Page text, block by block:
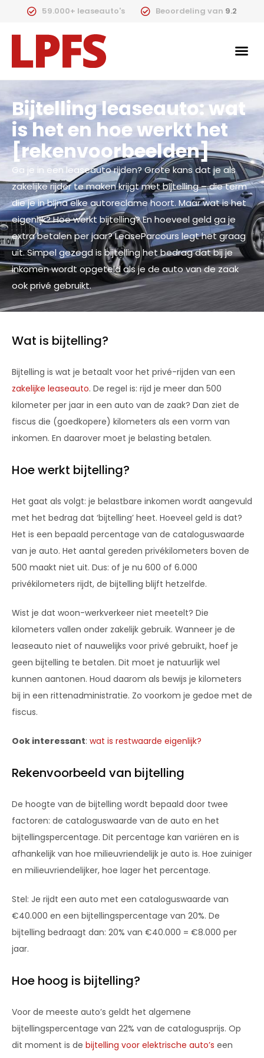
59.000+ leaseauto's Beoordeling van 9.2
Bijtelling leaseauto: wat
is het en hoe werkt het
[rekenvoorbeelden]
Ga je in een leaseauto rijden? Grote kans dat je als
zakelijke rijder te maken krijgt met bijtelling – die term
die je in bijna elke autoreclame hoort. Maar wat is het
eigenlijk? Hoe werkt bijtelling? En hoeveel geld ga je
extra betalen per jaar? LeaseParcours legt het graag
uit. Simpel gezegd is bijtelling het bedrag dat bij je
inkomen wordt opgeteld als je de auto van de zaak
ook privé gebruikt.
Wat is bijtelling?
Bijtelling is wat je betaalt voor het privé-rijden van een
zakelijke leaseauto. De regel is: rijd je meer dan 500
kilometer per jaar in een auto van de zaak? Dan ziet de
fiscus die (goedkopere) kilometers als een vorm van
inkomen. En daarover moet je belasting betalen.
Hoe werkt bijtelling?
Het gaat als volgt: je belastbare inkomen wordt aangevuld
met het bedrag dat ‘bijtelling’ heet. Hoeveel geld is dat?
Het is een bepaald percentage van de cataloguswaarde
van je auto. Het aantal gereden privékilometers boven de
500 maakt niet uit. Dus: of je nu 600 of 6.000
privékilometers rijdt, de bijtelling blijft hetzelfde.
Wist je dat woon-werkverkeer niet meetelt? Die
kilometers vallen onder zakelijk gebruik. Wanneer je de
leaseauto niet of nauwelijks voor privé gebruikt, hoef je
geen bijtelling te betalen. Dit moet je natuurlijk wel
kunnen aantonen. Houd daarom als bewijs je kilometers
bij in een rittenadministratie. Zo voorkom je gedoe met de
fiscus.
Ook interessant: wat is restwaarde eigenlijk?
Rekenvoorbeeld van bijtelling
De hoogte van de bijtelling wordt bepaald door twee
factoren: de cataloguswaarde van de auto en het
bijtellingspercentage. Dit percentage kan variëren en is
afhankelijk van hoe milieuvriendelijk je auto is. Hoe zuiniger
en milieuvriendelijker, hoe lager het percentage.
Stel: Je rijdt een auto met een cataloguswaarde van
€40.000 en een bijtellingspercentage van 20%. De
bijtelling bedraagt dan: 20% van €40.000 = €8.000 per
jaar.
Hoe hoog is bijtelling?
Voor de meeste auto’s geldt het algemene
bijtellingspercentage van 22% van de catalogusprijs. Op
dit moment is de bijtelling voor elektrische auto’s een